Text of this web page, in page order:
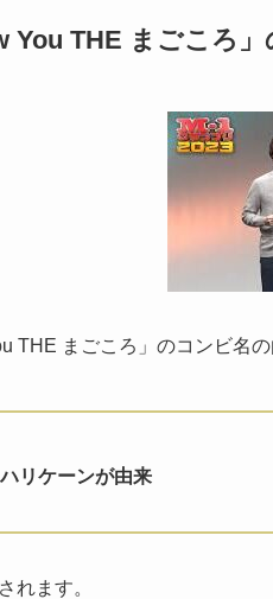
You THE まごころ
THE まごころ」のコンビ名
リケーンが由来
れます。